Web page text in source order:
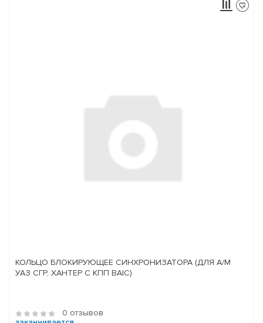
КОЛЬЦО БЛОКИРУЮЩЕЕ СИНХРОНИЗАТОРА (ДЛЯ А/М
УАЗ СГР, ХАНТЕР С КПП BAIC)
0 отзывов